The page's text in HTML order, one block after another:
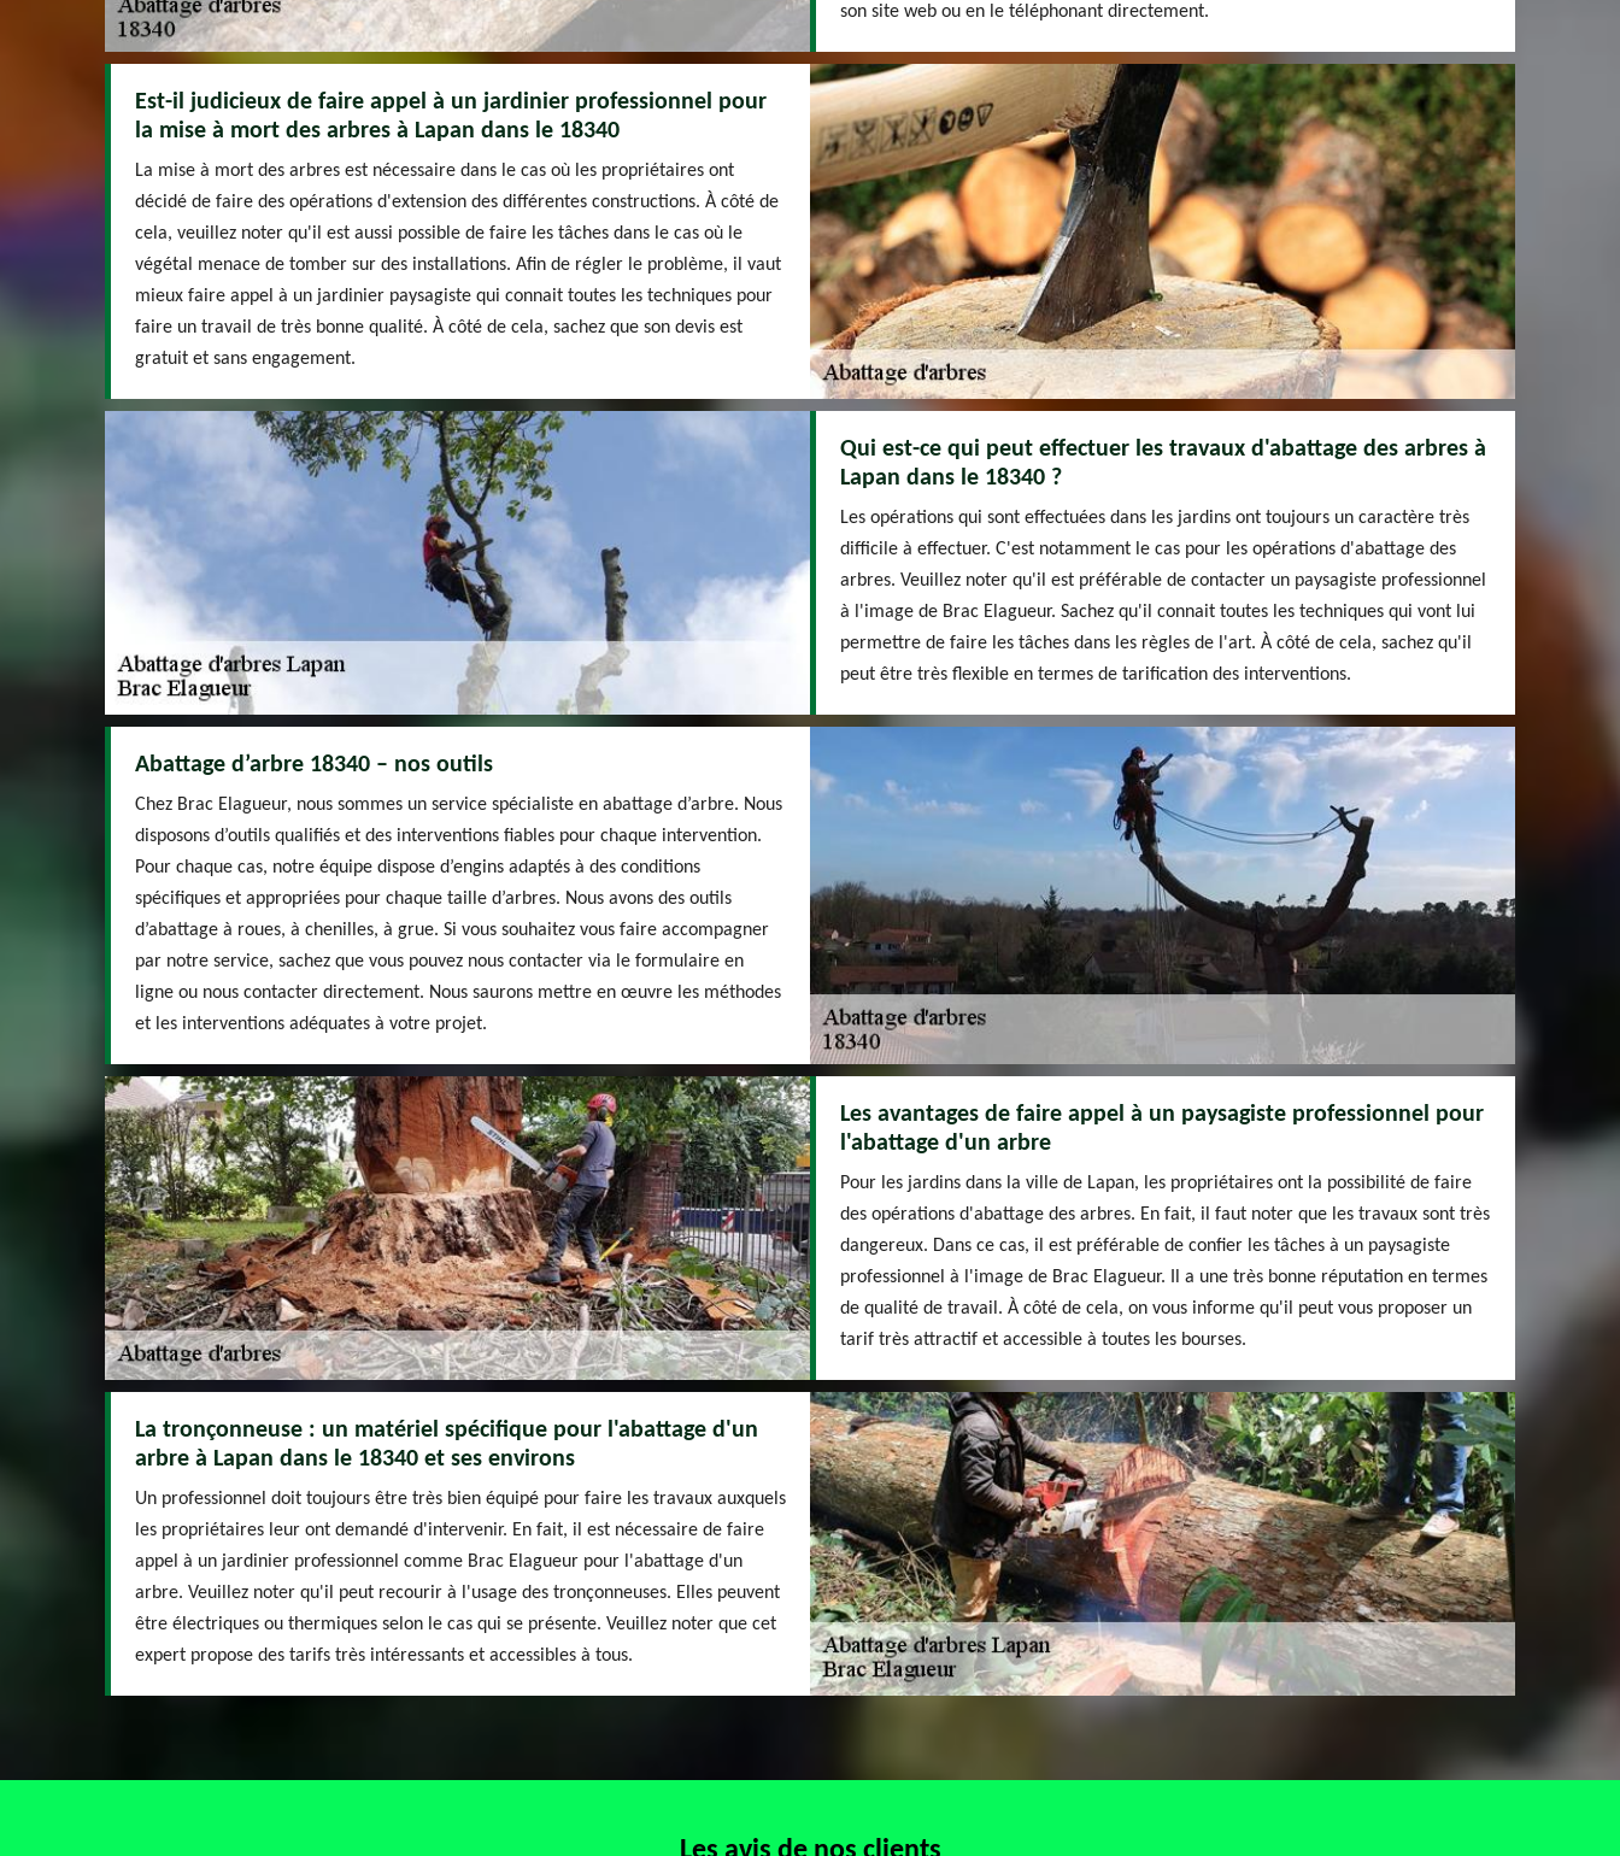
son site web ou en le téléphonant directement.
Est-il judicieux de faire appel à un jardinier professionnel pour
la mise à mort des arbres à Lapan dans le 18340
La mise à mort des arbres est nécessaire dans le cas où les propriétaires ont
décidé de faire des opérations d'extension des différentes constructions. À côté de
cela, veuillez noter qu'il est aussi possible de faire les tâches dans le cas où le
végétal menace de tomber sur des installations. Afin de régler le problème, il vaut
mieux faire appel à un jardinier paysagiste qui connait toutes les techniques pour
faire un travail de très bonne qualité. À côté de cela, sachez que son devis est
gratuit et sans engagement.
Qui est-ce qui peut effectuer les travaux d'abattage des arbres à
Lapan dans le 18340 ?
Les opérations qui sont effectuées dans les jardins ont toujours un caractère très
difficile à effectuer. C'est notamment le cas pour les opérations d'abattage des
arbres. Veuillez noter qu'il est préférable de contacter un paysagiste professionnel
à l'image de Brac Elagueur. Sachez qu'il connait toutes les techniques qui vont lui
permettre de faire les tâches dans les règles de l'art. À côté de cela, sachez qu'il
peut être très flexible en termes de tarification des interventions.
Abattage d’arbre 18340 – nos outils
Chez Brac Elagueur, nous sommes un service spécialiste en abattage d’arbre. Nous
disposons d’outils qualifiés et des interventions fiables pour chaque intervention.
Pour chaque cas, notre équipe dispose d’engins adaptés à des conditions
spécifiques et appropriées pour chaque taille d’arbres. Nous avons des outils
d’abattage à roues, à chenilles, à grue. Si vous souhaitez vous faire accompagner
par notre service, sachez que vous pouvez nous contacter via le formulaire en
ligne ou nous contacter directement. Nous saurons mettre en œuvre les méthodes
et les interventions adéquates à votre projet.
Les avantages de faire appel à un paysagiste professionnel pour
l'abattage d'un arbre
Pour les jardins dans la ville de Lapan, les propriétaires ont la possibilité de faire
des opérations d'abattage des arbres. En fait, il faut noter que les travaux sont très
dangereux. Dans ce cas, il est préférable de confier les tâches à un paysagiste
professionnel à l'image de Brac Elagueur. Il a une très bonne réputation en termes
de qualité de travail. À côté de cela, on vous informe qu'il peut vous proposer un
tarif très attractif et accessible à toutes les bourses.
La tronçonneuse : un matériel spécifique pour l'abattage d'un
arbre à Lapan dans le 18340 et ses environs
Un professionnel doit toujours être très bien équipé pour faire les travaux auxquels
les propriétaires leur ont demandé d'intervenir. En fait, il est nécessaire de faire
appel à un jardinier professionnel comme Brac Elagueur pour l'abattage d'un
arbre. Veuillez noter qu'il peut recourir à l'usage des tronçonneuses. Elles peuvent
être électriques ou thermiques selon le cas qui se présente. Veuillez noter que cet
expert propose des tarifs très intéressants et accessibles à tous.